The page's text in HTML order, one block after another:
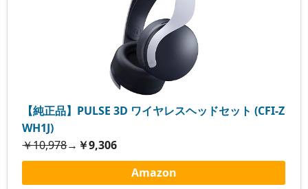
【純正品】PULSE 3D ワイヤレスヘッドセット (CFI-Z
WH1J)
￥10,978→ ￥9,306
Amazon